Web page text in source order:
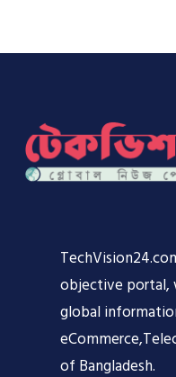
objective portal,
global
of Bangladesh.